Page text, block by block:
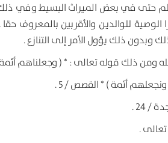
حتى في بعض الميراث البسيط وفي
خيرا الوصية للوالدين والأقربين
ذلك يؤول الأمر إلى التنازع .
ومن ذلك قوله تعالى : * ( وجعلناهم أئمة
أئمة ) * القصص / 5 .
/ 24 .
.